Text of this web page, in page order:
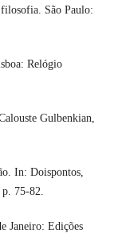
São Paulo:
Relógio
Gulbenkian,
In: Doispontos,
75-82.
Janeiro: Edições